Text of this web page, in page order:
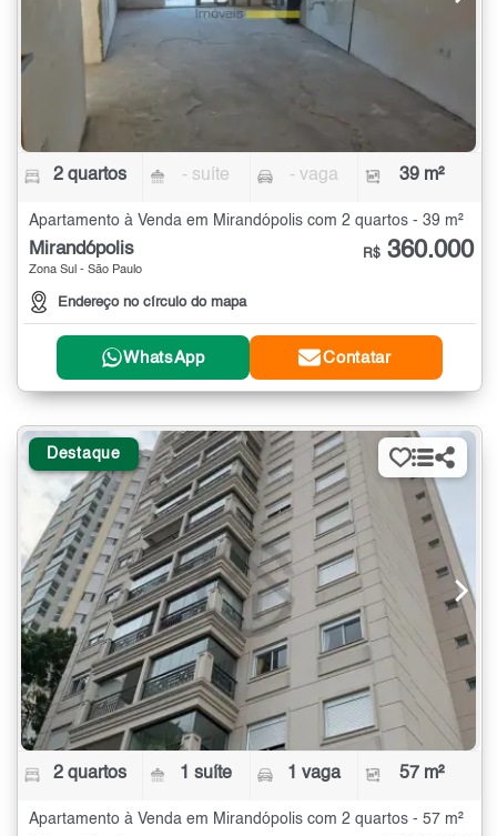
2 quartos - suíte - vaga 39 m²
Apartamento à Venda em Mirandópolis com 2 quartos - 39 m²
Mirandópolis
Zona Sul - São Paulo
Endereço no círculo do mapa
R$ 360.000
WhatsApp Contatar
Destaque
2 quartos 1 suíte 1 vaga 57 m²
Apartamento à Venda em Mirandópolis com 2 quartos - 57 m²